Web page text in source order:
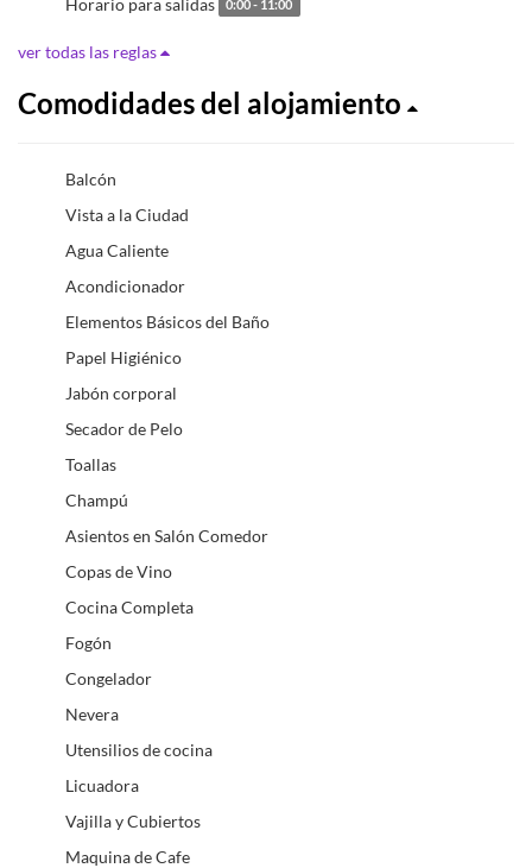
0:00 - 11:00
ver todas las reglas
Comodidades del alojamiento
Balcón
Vista a la Ciudad
Agua Caliente
Acondicionador
Elementos Básicos del Baño
Papel Higiénico
Jabón corporal
Secador de Pelo
Toallas
Champú
Asientos en Salón Comedor
Copas de Vino
Cocina Completa
Fogón
Congelador
Nevera
Utensilios de cocina
Licuadora
Vajilla y Cubiertos
Maquina de Cafe